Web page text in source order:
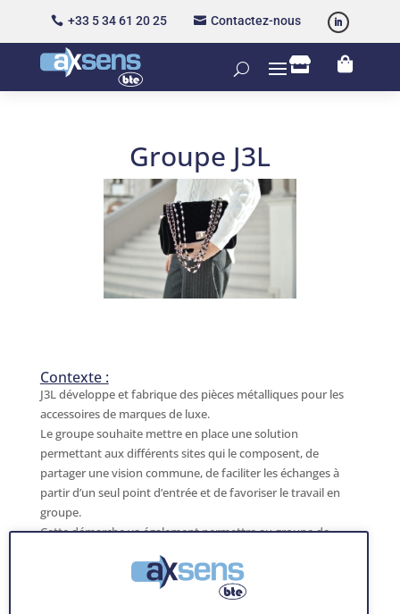
 +33 5 34 61 20 25  Contactez-nous
 
Groupe J3L
Contexte :
J3L développe et fabrique des pièces métalliques pour les
accessoires de marques de luxe.
Le groupe souhaite mettre en place une solution
permettant aux différents sites qui le composent, de
partager une vision commune, de faciliter les échanges à
partir d’un seul point d’entrée et de favoriser le travail en
groupe.
Cette démarche va également permettre au groupe de
répondre plus efficacement et de manière proactive aux
besoins de leurs clients en traitant au mieux les problèmes à
la cause racine et les non-conformités.